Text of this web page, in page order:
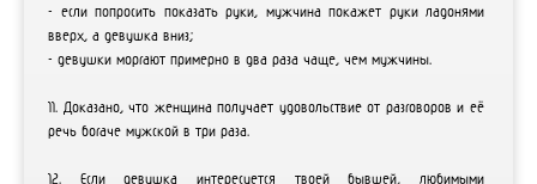
- если попросить показать руки, мужчина покажет руки ладонями
вверх, а девушка вниз;
- девушки моргают примерно в два раза чаще, чем мужчины.
11. Доказано, что женщина получает удовольствие от разговоров и её
речь богаче мужской в три раза.
12. Если девушка интересуется твоей бывшей, любимыми